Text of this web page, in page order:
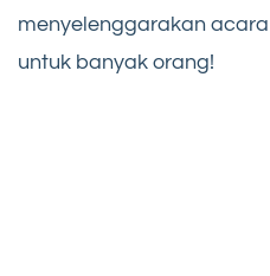
menyelenggarakan
untuk banyak orang!